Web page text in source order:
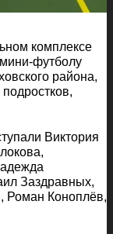
комплексе
футболу
района,
Виктория
Заздравных,
Роман Коноплёв,